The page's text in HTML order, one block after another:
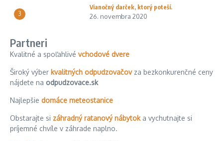
3
Vianočný darček, ktorý poteší.
26. novembra 2020
Partneri
Kvalitné a spoľahlivé vchodové dvere
Široký výber kvalitných odpudzovačovza bezkonkurenčné ceny
nájdete na odpudzovace.sk
Najlepšie domáce meteostanice
Obstarajte si záhradný ratanový nábytoka vychutnajte si
príjemné chvíle v záhrade naplno.